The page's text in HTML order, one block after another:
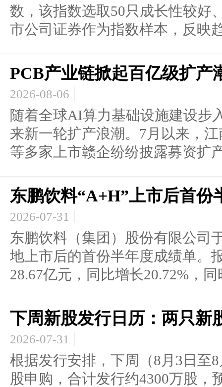
数，该指数选取50只成长性较好
市公司证券作为指数样本，反映
PCB产业链掀起百亿级扩产
2026-08-06
随着全球AI算力基础设施建设步
来新一轮扩产浪潮。7月以来，
等多家上市赣企纷纷披露募资扩
东鹏饮料“A+H”上市后首份
2026-07-31
东鹏饮料（集团）股份有限公司
地上市后的首份半年度成绩单。
28.67亿元，同比增长20.72%，同
下周新股发行日历：两只新
2026-07-31
根据发行安排，下周（8月3日至
股申购，合计发行约4300万股，